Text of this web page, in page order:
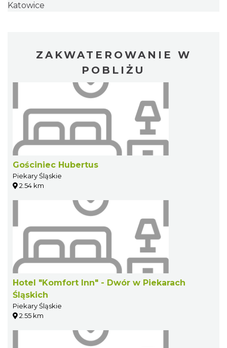
Katowice
ZAKWATEROWANIE W
POBLIŻU
Gościniec Hubertus
Piekary Śląskie
2.54 km
Hotel "Komfort Inn" - Dwór w Piekarach
Śląskich
Piekary Śląskie
2.55 km